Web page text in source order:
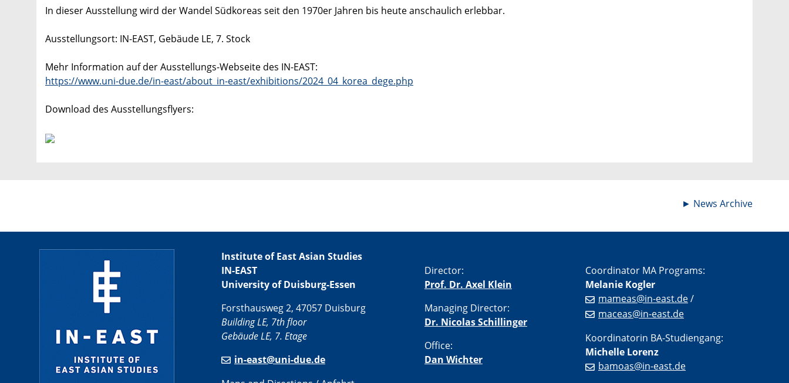
In dieser Ausstellung wird der Wandel Südkoreas seit den 1970er Jahren bis heute anschaulich erlebbar.
Ausstellungsort: IN-EAST, Gebäude LE, 7. Stock
Mehr Information auf der Ausstellungs-Webseite des IN-EAST:
https://www.uni-due.de/in-east/about_in-east/exhibitions/2024_04_korea_dege.php
Download des Ausstellungsflyers:
► News Archive
Institute of East Asian Studies
IN-EAST
University of Duisburg-Essen
Forsthausweg 2, 47057 Duisburg
Building LE, 7th floor
Gebäude LE, 7. Etage
in-east@uni-due.de
Director:
Prof. Dr. Axel Klein
Managing Director:
Dr. Nicolas Schillinger
Office:
Dan Wichter
Coordinator MA Programs:
Melanie Kogler
mameas@in-east.de/
maceas@in-east.de
Koordinatorin BA-Studiengang:
Michelle Lorenz
bamoas@in-east.de